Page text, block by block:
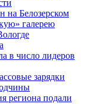
на Белозерском
галерею
в число лидеров
зарядки
региона подали